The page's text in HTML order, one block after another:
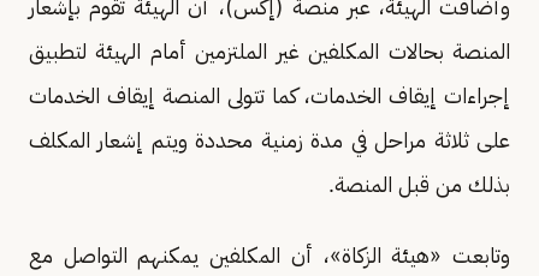
وأضافت الهيئة، عبر منصة (إكس)، أن الهيئة تقوم بإشعار
المنصة بحالات المكلفين غير الملتزمين أمام الهيئة لتطبيق
إجراءات إيقاف الخدمات، كما تتولى المنصة إيقاف الخدمات
على ثلاثة مراحل في مدة زمنية محددة ويتم إشعار المكلف
بذلك من قبل المنصة.
وتابعت «هيئة الزكاة»، أن المكلفين يمكنهم التواصل مع